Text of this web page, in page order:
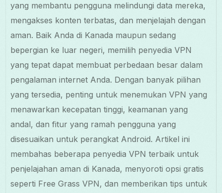
yang membantu pengguna melindungi data mereka,
mengakses konten terbatas, dan menjelajah dengan
aman. Baik Anda di Kanada maupun sedang
bepergian ke luar negeri, memilih penyedia VPN
yang tepat dapat membuat perbedaan besar dalam
pengalaman internet Anda. Dengan banyak pilihan
yang tersedia, penting untuk menemukan VPN yang
menawarkan kecepatan tinggi, keamanan yang
andal, dan fitur yang ramah pengguna yang
disesuaikan untuk perangkat Android. Artikel ini
membahas beberapa penyedia VPN terbaik untuk
penjelajahan aman di Kanada, menyoroti opsi gratis
seperti Free Grass VPN, dan memberikan tips untuk